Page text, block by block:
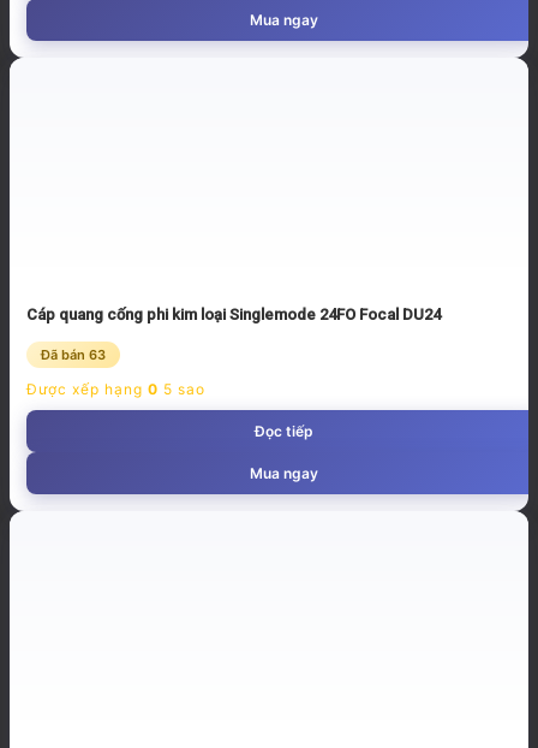
Mua ngay
Cáp quang cống phi kim loại Singlemode 24FO Focal DU24
Đã bán 63
Được xếp hạng 0 5 sao
Đọc tiếp
Mua ngay